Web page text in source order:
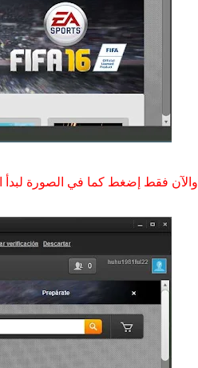
والآن فقط إضغط كما في الصورة لبدأ